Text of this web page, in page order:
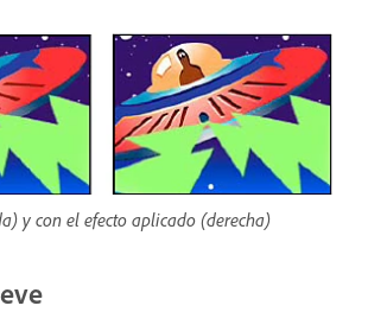
y con el efecto aplicado (derecha)